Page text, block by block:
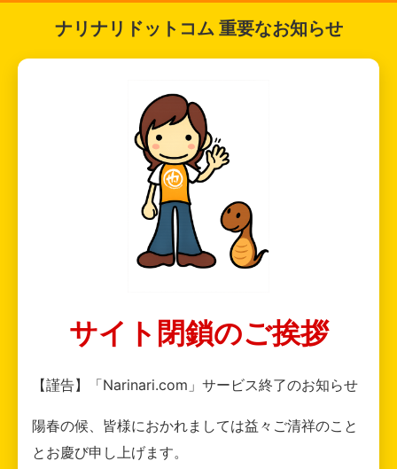
ナリナリドットコム 重要なお知らせ
サイト閉鎖のご挨拶
【謹告】「Narinari.com」サービス終了のお知らせ
陽春の候、皆様におかれましては益々ご清祥のこと
とお慶び申し上げます。